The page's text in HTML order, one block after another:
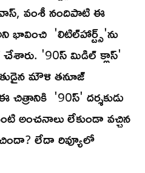
వంశీ నందిపాటి ఈ
భావించి 'లిటిల్‌హార్ట్స్‌'ను
'90స్‌ మిడిల్‌ క్లాస్‌'
మౌళి తనూజ్‌
'90స్‌' దర్శకుడు
అంచనాలు లేకుండా వచ్చిన
లేదా రివ్యూలో